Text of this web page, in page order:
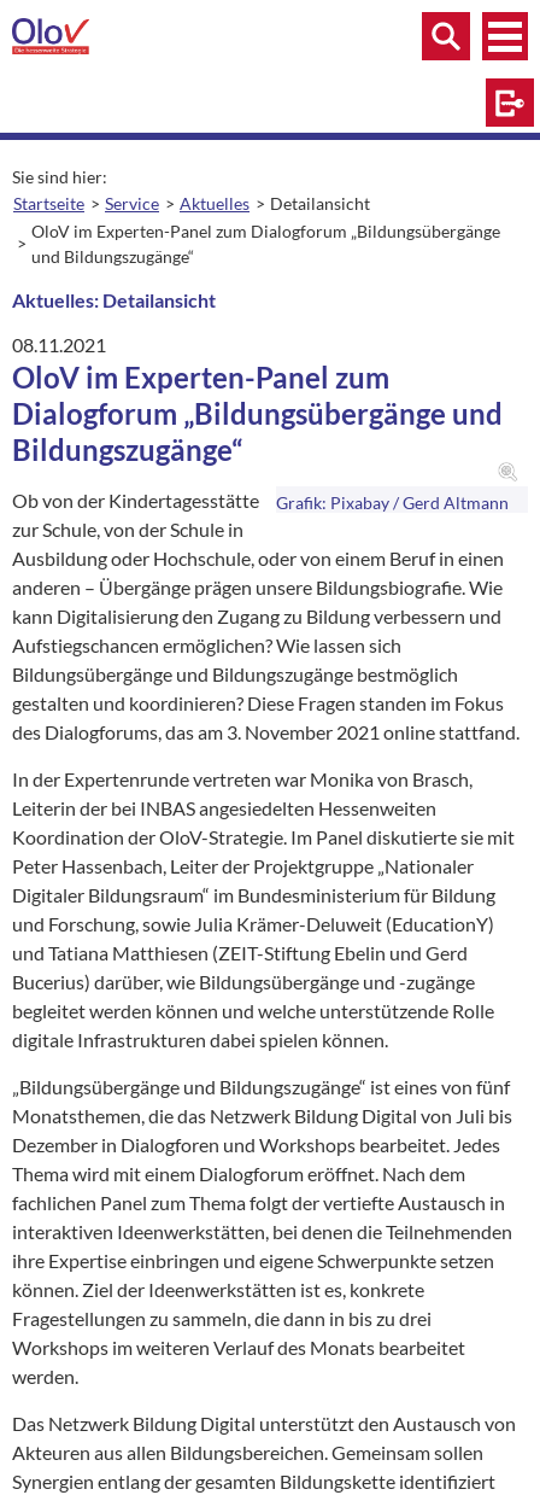
Zum Inhalt springen
Menü
Menü
Suche
Sie sind hier:
Startseite
Service Aktuelles aktuelle Seite:
Detailansicht
OloV im Experten-Panel zum Dialogforum „Bildungsübergänge
und Bildungszugänge“
Aktuelles: Detailansicht
08.11.2021
OloV im Experten-Panel zum
Dialogforum „Bildungsübergänge und
Bildungszugänge“
Grafik: Pixabay / Gerd Altmann
Ob von der Kindertagesstätte
zur Schule, von der Schule in
Ausbildung oder Hochschule, oder von einem Beruf in einen
anderen – Übergänge prägen unsere Bildungsbiografie. Wie
kann Digitalisierung den Zugang zu Bildung verbessern und
Aufstiegschancen ermöglichen? Wie lassen sich
Bildungsübergänge und Bildungszugänge bestmöglich
gestalten und koordinieren? Diese Fragen standen im Fokus
des Dialogforums, das am 3. November 2021 online stattfand.
In der Expertenrunde vertreten war Monika von Brasch,
Leiterin der bei INBAS angesiedelten Hessenweiten
Koordination der OloV-Strategie. Im Panel diskutierte sie mit
Peter Hassenbach, Leiter der Projektgruppe „Nationaler
Digitaler Bildungsraum“ im Bundesministerium für Bildung
und Forschung, sowie Julia Krämer-Deluweit (EducationY)
und Tatiana Matthiesen (ZEIT-Stiftung Ebelin und Gerd
Bucerius) darüber, wie Bildungsübergänge und -zugänge
begleitet werden können und welche unterstützende Rolle
digitale Infrastrukturen dabei spielen können.
„Bildungsübergänge und Bildungszugänge“ ist eines von fünf
Monatsthemen, die das Netzwerk Bildung Digital von Juli bis
Dezember in Dialogforen und Workshops bearbeitet. Jedes
Thema wird mit einem Dialogforum eröffnet. Nach dem
fachlichen Panel zum Thema folgt der vertiefte Austausch in
interaktiven Ideenwerkstätten, bei denen die Teilnehmenden
ihre Expertise einbringen und eigene Schwerpunkte setzen
können. Ziel der Ideenwerkstätten ist es, konkrete
Fragestellungen zu sammeln, die dann in bis zu drei
Workshops im weiteren Verlauf des Monats bearbeitet
werden.
Das Netzwerk Bildung Digital unterstützt den Austausch von
Akteuren aus allen Bildungsbereichen. Gemeinsam sollen
Synergien entlang der gesamten Bildungskette identifiziert